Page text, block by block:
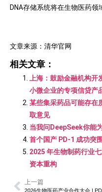
DNA存储系统将在生物医药领
文章来源：清华官网
相关文章：
上海：鼓励金融机构开
小微企业的专项信贷产
某些集采药品可能存在
取意见
当我问DeepSeek你能
首个国产 PD-1 成功突
2025 年生物制药行业
资本重构
上一篇